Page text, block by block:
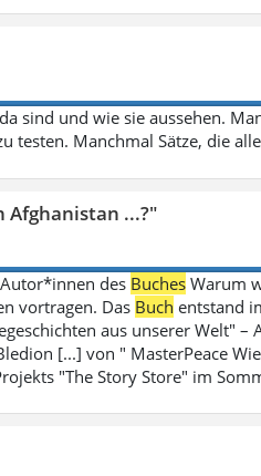
da sind und wie sie aussehen.
testen. Manchmal Sätze, die
Afghanistan ...?"
des Buches Warum
vortragen. Das Buch entstand
aus unserer Welt"
[...] von " MasterPeace
"The Story Store" im